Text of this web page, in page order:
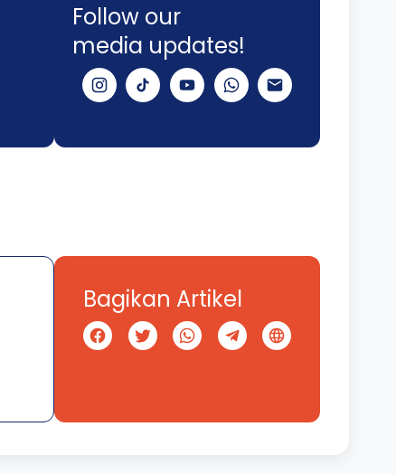
Follow our
media updates!
Bagikan Artikel